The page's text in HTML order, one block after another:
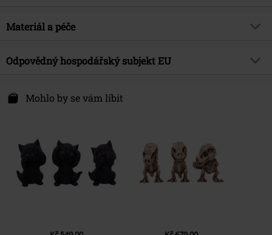
Téma produktů
Datum vydání
8/11/21
Typ výrobku
Materiál a péče
Vrchní materiál polyresin
Odpovědný hospodářský subjekt EU
Kingsfordweg 151
1043 GR Amsterdam
Mohlo by se vám líbit